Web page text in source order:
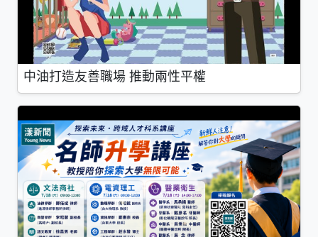
中油打造友善職場 推動兩性平權